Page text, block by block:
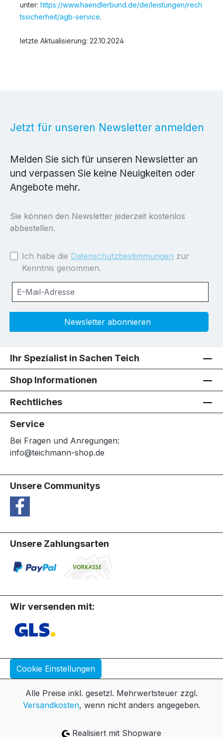
unter: https://www.haendlerbund.de/de/leistungen/rech
tssicherheit/agb-service.
letzte Aktualisierung: 22.10.2024
Jetzt für unseren Newsletter anmelden
Melden Sie sich für unseren Newsletter an
und verpassen Sie keine Neuigkeiten oder
Angebote mehr.
Sie können den Newsletter jederzeit kostenlos
abbestellen.
Ich habe die Datenschutzbestimmungen zur
Kenntnis genommen.
Newsletter abonnieren
Ihr Spezialist in Sachen Teich
Shop Informationen
Rechtliches
Service
Bei Fragen und Anregungen:
info@teichmann-shop.de
Unsere Communitys
Unsere Zahlungsarten
Wir versenden mit:
Cookie Einstellungen
Alle Preise inkl. gesetzl. Mehrwertsteuer zzgl.
Versandkosten, wenn nicht anders angegeben.
Realisiert mit Shopware